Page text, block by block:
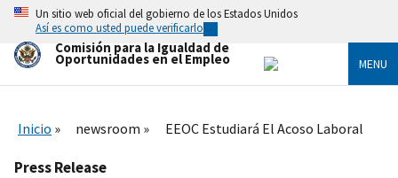
Skip
main
content
Un sitio web oficial del gobierno de los Estados Unidos
Así es como usted puede verificarlo
Comisión para la Igualdad de
Oportunidades en el Empleo MENU
Inicio newsroom EEOC Estudiará El Acoso Laboral
Press Release